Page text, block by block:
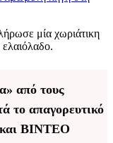
μία χωριάτικη
από τους
το απαγορευτικό
ΒΙΝΤΕΟ